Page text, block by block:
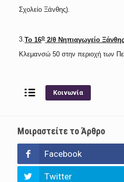
Σχολείο Ξάνθης).
3.Το 16ο2/θ Νηπιαγωγείο Ξάνθης
Κλεμανσώ 50 στην περιοχή των
Κοινωνία
Μοιραστείτε το Άρθρο
Facebook
Twitter